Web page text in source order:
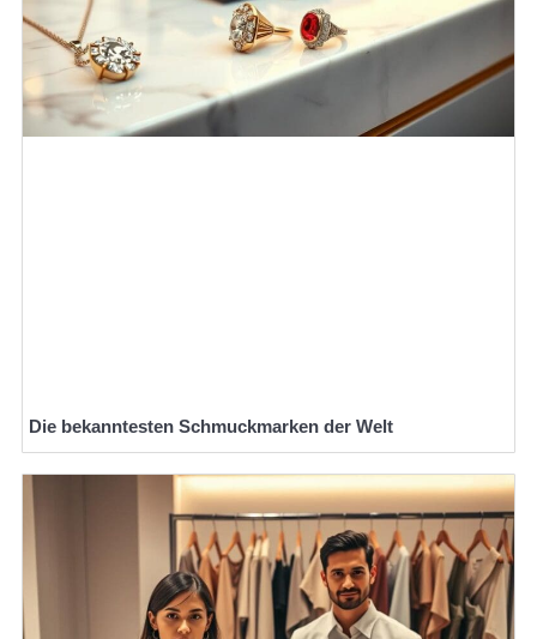
Die bekanntesten Schmuckmarken der Welt